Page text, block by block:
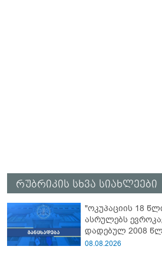
რუბრიკის სხვა სიახლეები
"ოკუპაციის 18
ასრულებს
დადებულ 2008
ცეცხლის
08.08.2026